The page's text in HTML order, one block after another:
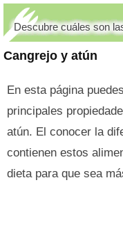
Cangrejo y atún
Descubre cuáles son
En esta página
principales
atún. El conocer la
contienen estos
dieta para que sea